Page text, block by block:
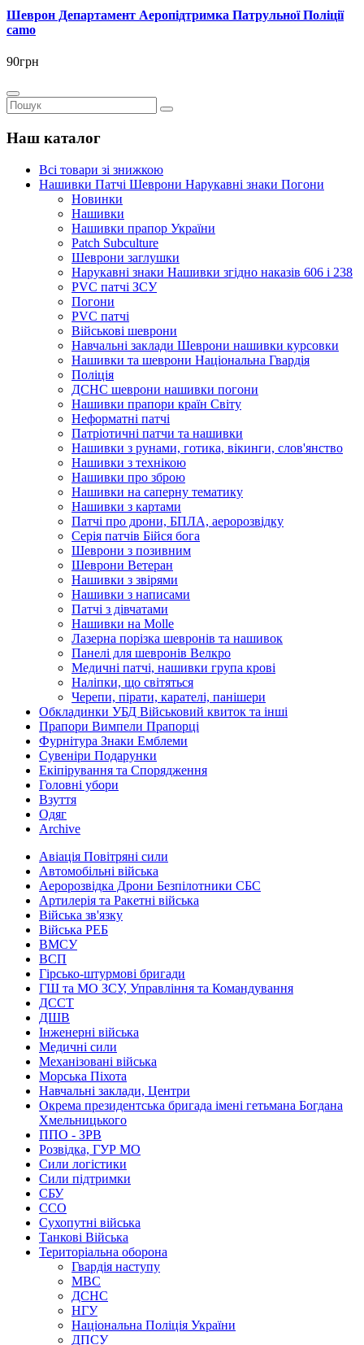
Шеврон Департамент Аеропідтримка Патрульної Поліції
camo
90грн
Наш каталог
Всі товари зі знижкою
Нашивки Патчі Шеврони Нарукавні знаки Погони
Новинки
Нашивки
Нашивки прапор України
Рatch Subculture
Шеврони заглушки
Нарукавні знаки Нашивки згідно наказів 606 і 238
PVC патчі ЗСУ
Погони
PVC патчі
Військові шеврони
Навчальні заклади Шеврони нашивки курсовки
Нашивки та шеврони Національна Гвардія
Поліція
ДСНС шеврони нашивки погони
Нашивки прапори країн Світу
Неформатні патчі
Патріотичні патчи та нашивки
Нашивки з рунами, готика, вікинги, слов'янство
Нашивки з технікою
Нашивки про зброю
Нашивки на саперну тематику
Нашивки з картами
Патчі про дрони, БПЛА, аеророзвідку
Серія патчів Бійся бога
Шеврони з позивним
Шеврони Ветеран
Нашивки з звірями
Нашивки з написами
Патчі з дівчатами
Нашивки на Molle
Лазерна порізка шевронів та нашивок
Панелі для шевронів Велкро
Медичні патчі, нашивки група крові
Наліпки, що світяться
Черепи, пірати, карателі, панішери
Обкладинки УБД Військовий квиток та інші
Прапори Вимпели Прапорці
Фурнітура Знаки Емблеми
Сувеніри Подарунки
Екіпірування та Спорядження
Головні убори
Взуття
Одяг
Archive
Авіація Повітряні сили
Автомобільні війська
Аеророзвідка Дрони Безпілотники СБС
Артилерія та Ракетні війська
Війська зв'язку
Війська РЕБ
ВМСУ
ВСП
Гірсько-штурмові бригади
ГШ та МО ЗСУ, Управління та Командування
ДССТ
ДШВ
Інженерні війська
Медичні сили
Механізовані війська
Морська Піхота
Навчальні заклади, Центри
Окрема президентська бригада імені гетьмана Богдана
Хмельницького
ППО - ЗРВ
Розвідка, ГУР МО
Сили логістики
Сили підтримки
СБУ
ССО
Сухопутні війська
Танкові Війська
Територіальна оборона
Гвардія наступу
МВС
ДСНС
НГУ
Національна Поліція України
ДПСУ